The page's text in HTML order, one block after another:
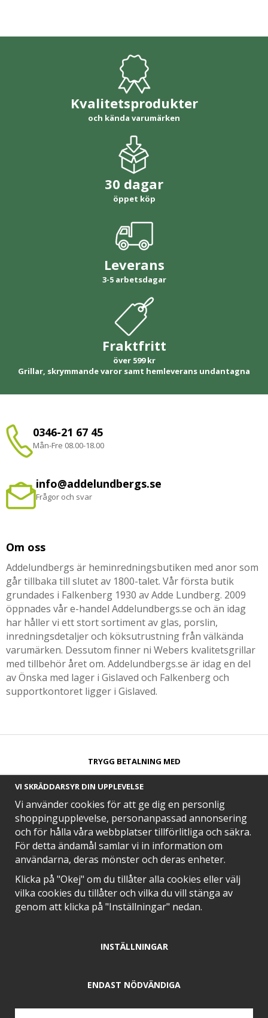
Kvalitetsprodukter
och kända varumärken
30 dagar
öppet köp
Leverans
3-5 arbetsdagar
Fraktfritt
över 599 kr
Grillar, skrymmande varor samt hemleverans undantagna
0346-21 67 45
Mån-Fre 08.00-18.00
info@addelundbergs.se
Frågor och svar
Om oss
Addelundbergs är heminredningsbutiken med anor som
går tillbaka till slutet av 1800-talet. Vår första butik
grundades i Falkenberg 1930 av Adde Lundberg. 2009
öppnades vår e-handel Addelundbergs.se och än idag
har håller vi ett stort sortiment av glas, porslin,
inredningsdetaljer och köksutrustning från välkända
varumärken. Dessutom finner ni Webers kvalitetsgrillar
med tillbehör året om. Addelundbergs.se är idag en del
av Önska med lager i Gislaved och Falkenberg och
supportkontoret ligger i Gislaved.
TRYGG BETALNING MED​
SNABB LEVERANS MED
EN DEL AV
VI SKRÄDDARSYR DIN UPPLEVELSE
Vi använder cookies för att ge dig en personlig
shoppingupplevelse, personanpassad annonsering
och för hålla våra webbplatser tillförlitliga och säkra.
För detta ändamål samlar vi in information om
användarna, deras mönster och deras enheter.
Klicka på "Okej" om du tillåter alla cookies eller välj
vilka cookies du tillåter och vilka du vill stänga av
genom att klicka på "Inställningar" nedan.
INSTÄLLNINGAR
ENDAST NÖDVÄNDIGA